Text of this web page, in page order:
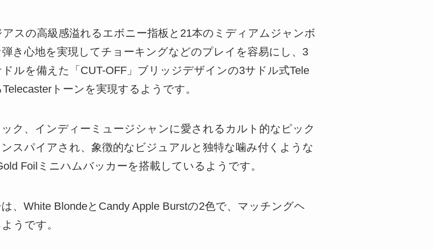
スの高級感溢れるエボニー指板と21本のミディアムジャンボ
き心地を実現してチョーキングなどのプレイを容易にし、3
ルを備えた「CUT-OFF」ブリッジデザインの3サドル式Tele
トーンを実現するようです。
ク、インディーミュージシャンに愛されるカルト的なピック
スパイアされ、象徴的なビジュアルと独特な噛み付くような
Foilミニハムバッカーを搭載しているようです。
、White BlondeとCandy Apple Burstの2色で、マッチングヘ
うです。